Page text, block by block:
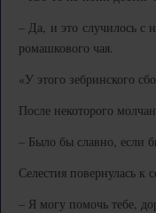
– Да, и это случилось с
ромашкового чая.
«У этого зебринского
После некоторого
– Было бы славно, если
Селестия повернулась к
– Я могу помочь тебе,